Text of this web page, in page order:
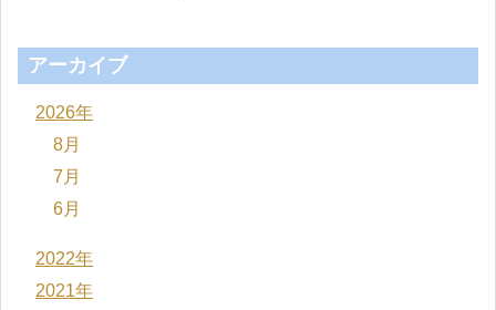
アーカイブ
2026年
8月
7月
6月
2022年
2021年